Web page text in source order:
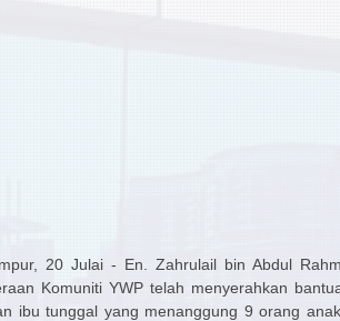
20 Julai - En. Zahrulail bin Abdul
Komuniti YWP telah menyerahkan
ibu tunggal yang menanggung 9 orang